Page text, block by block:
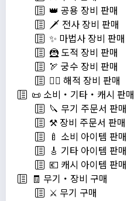
👑 공용 장비 판매
🗡️ 전사 장비 판매
✨ 마법사 장비 판매
🦹 도적 장비 판매
🏹 궁수 장비 판매
🏴‍☠️ 해적 장비 판매
📜 소비・기타・캐시 판매
🔪 무기 주문서 판매
⚒️ 장비 주문서 판매
🍼 소비 아이템 판매
🎸 기타 아이템 판매
💶 캐시 아이템 판매
🧾 무기・장비 구매
⚔️ 무기 구매